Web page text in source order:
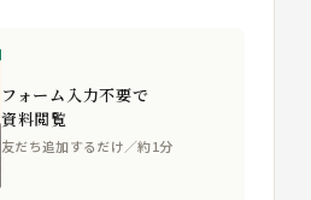
フォーム入力不要で
資料閲覧
友だち追加するだけ／約1分